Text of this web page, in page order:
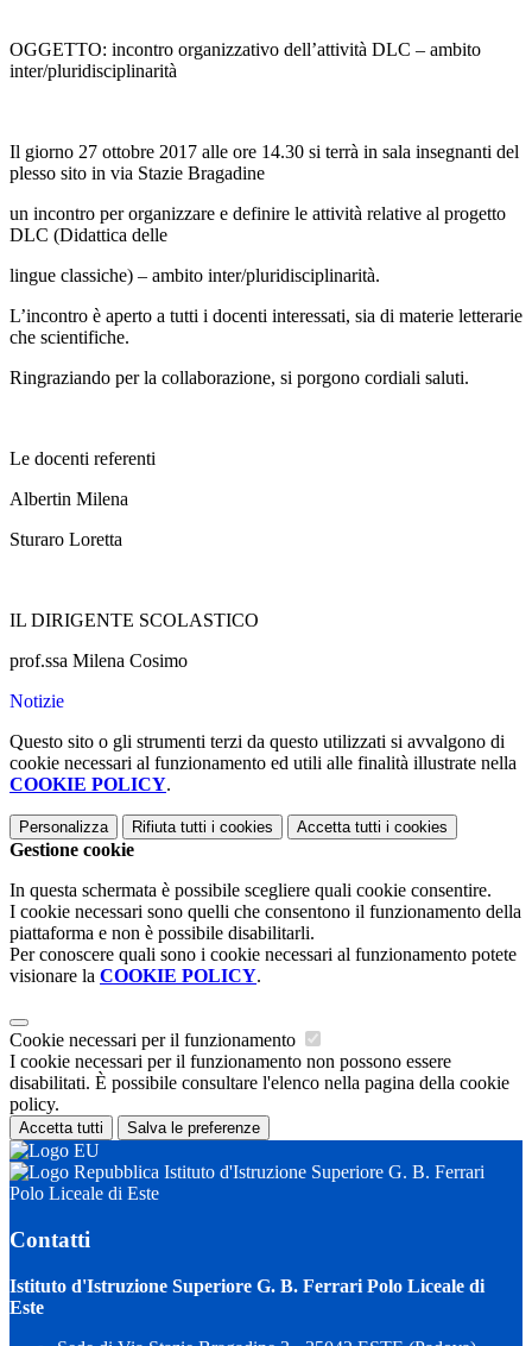
OGGETTO: incontro organizzativo dell’attività DLC – ambito
inter/pluridisciplinarità
Il giorno 27 ottobre 2017 alle ore 14.30 si terrà in sala insegnanti del
plesso sito in via Stazie Bragadine
un incontro per organizzare e definire le attività relative al progetto
DLC (Didattica delle
lingue classiche) – ambito inter/pluridisciplinarità.
L’incontro è aperto a tutti i docenti interessati, sia di materie letterarie
che scientifiche.
Ringraziando per la collaborazione, si porgono cordiali saluti.
Le docenti referenti
Albertin Milena
Sturaro Loretta
IL DIRIGENTE SCOLASTICO
prof.ssa Milena Cosimo
Notizie
Questo sito o gli strumenti terzi da questo utilizzati si avvalgono di
cookie necessari al funzionamento ed utili alle finalità illustrate nella
COOKIE POLICY.
Personalizza Rifiuta tutti i cookies Accetta tutti i cookies
Gestione cookie
In questa schermata è possibile scegliere quali cookie consentire.
I cookie necessari sono quelli che consentono il funzionamento della
piattaforma e non è possibile disabilitarli.
Per conoscere quali sono i cookie necessari al funzionamento potete
visionare la COOKIE POLICY.
Cookie necessari per il funzionamento
I cookie necessari per il funzionamento non possono essere
disabilitati. È possibile consultare l'elenco nella pagina della cookie
policy.
Accetta tutti Salva le preferenze
Istituto d'Istruzione Superiore G. B. Ferrari
Polo Liceale di Este
Contatti
Istituto d'Istruzione Superiore G. B. Ferrari Polo Liceale di
Este